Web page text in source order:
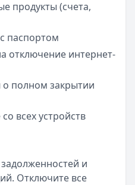
продукты (счета,
паспортом
отключение интернет-
полном закрытии
всех устройств
и
Отключите все